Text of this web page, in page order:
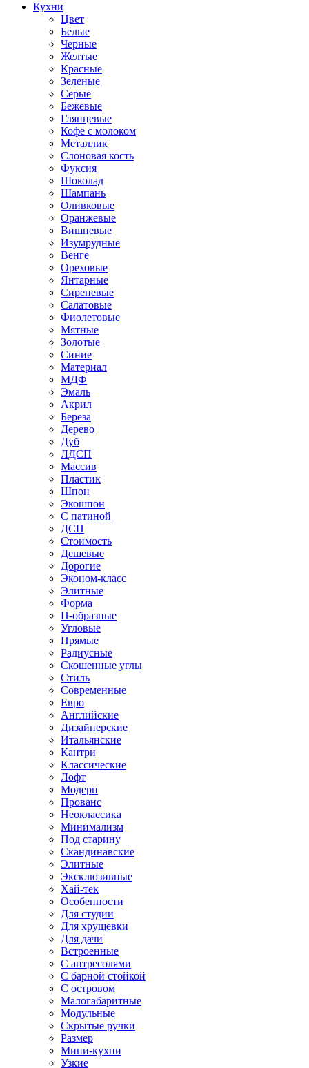
Кухни
Цвет
Белые
Черные
Желтые
Красные
Зеленые
Серые
Бежевые
Глянцевые
Кофе с молоком
Металлик
Слоновая кость
Фуксия
Шоколад
Шампань
Оливковые
Оранжевые
Вишневые
Изумрудные
Венге
Ореховые
Янтарные
Сиреневые
Салатовые
Фиолетовые
Мятные
Золотые
Синие
Материал
МДФ
Эмаль
Акрил
Береза
Дерево
Дуб
ЛДСП
Массив
Пластик
Шпон
Экошпон
С патиной
ДСП
Стоимость
Дешевые
Дорогие
Эконом-класс
Элитные
Форма
П-образные
Угловые
Прямые
Радиусные
Скошенные углы
Стиль
Современные
Евро
Английские
Дизайнерские
Итальянские
Кантри
Классические
Лофт
Модерн
Прованс
Неоклассика
Минимализм
Под старину
Скандинавские
Элитные
Эксклюзивные
Хай-тек
Особенности
Для студии
Для хрущевки
Для дачи
Встроенные
С антресолями
С барной стойкой
С островом
Малогабаритные
Модульные
Скрытые ручки
Размер
Мини-кухни
Узкие